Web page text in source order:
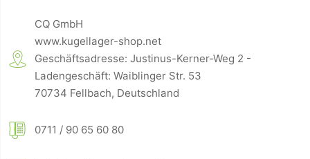
CQ GmbH
www.kugellager-shop.net
Geschäftsadresse: Justinus-Kerner-Weg 2 -
Ladengeschäft: Waiblinger Str. 53
70734 Fellbach, Deutschland
0711 / 90 65 60 80